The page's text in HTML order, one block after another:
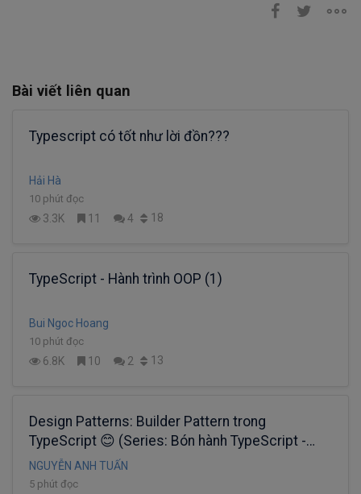
Bài viết liên quan
Typescript có tốt như lời đồn???
Hải Hà
10 phút đọc
3.3K 11 4 18
TypeScript - Hành trình OOP (1)
Bui Ngoc Hoang
10 phút đọc
6.8K 10 2 13
Design Patterns: Builder Pattern trong
TypeScript 😊 (Series: Bón hành TypeScript -
PHẦN 3)
NGUYỄN ANH TUẤN
5 phút đọc